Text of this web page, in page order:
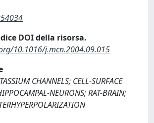
DOI della risorsa.
10.1016/j.mcn.2004.09.015
CHANNELS; CELL-SURFACE
NEURONS; RAT-BRAIN;